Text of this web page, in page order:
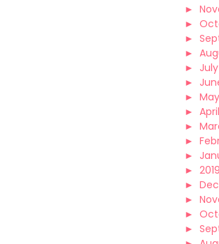
►
►
►
►
► July
►
► May
► April
►
►
►
► 2019
►
►
►
►